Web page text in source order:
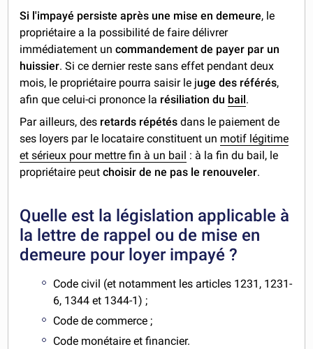
Si l'impayé persiste après une mise en demeure, le
propriétaire a la possibilité de faire délivrer
immédiatement un commandement de payer par un
huissier. Si ce dernier reste sans effet pendant deux
mois, le propriétaire pourra saisir le juge des référés,
afin que celui-ci prononce la résiliation du bail.
Par ailleurs, des retards répétésdans le paiement de
ses loyers par le locataire constituent un motif légitime
et sérieux pour mettre fin à un bail : à la fin du bail, le
propriétaire peutchoisir de ne pas le renouveler.
Quelle est la législation applicable à
la lettre de rappel ou de mise en
demeure pour loyer impayé ?
Code civil (et notamment les articles 1231, 1231-
6, 1344 et 1344-1) ;
Code de commerce ;
Code monétaire et financier.